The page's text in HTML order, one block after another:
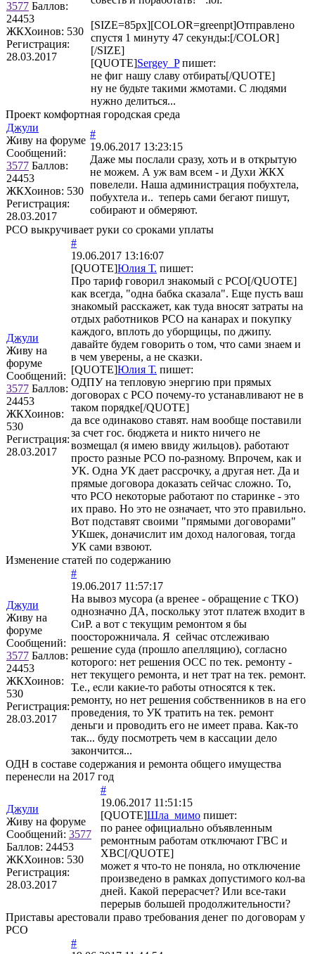
3577 Баллов:
24453
ЖКХоинов: 530
Регистрация:
28.03.2017
[SIZE=85px][COLOR=greenpt]Отправлено
спустя 1 минуту 47 секунды:[/COLOR]
[/SIZE]
[QUOTE]Sergey_Pпишет:
не фиг нашу славу отбирать[/QUOTE]
ну не будьте такими жмотами. С людями
нужно делиться...
Проект комфортная городская среда
Джули
Живу на форуме
Сообщений:
3577 Баллов:
24453
ЖКХоинов: 530
Регистрация:
28.03.2017
#
19.06.2017 13:23:15
Даже мы послали сразу, хоть и в открытую
не можем. А уж вам всем - и Духи ЖКХ
повелели. Наша администрация побухтела,
побухтела и.. теперь сами бегают пишут,
собирают и обмеряют.
РСО выкручивает руки со сроками уплаты
Джули
Живу на
форуме
Сообщений:
3577 Баллов:
24453
ЖКХоинов:
530
Регистрация:
28.03.2017
#
19.06.2017 13:16:07
[QUOTE]Юлия Т. пишет:
Про тариф говорил знакомый с РСО[/QUOTE]
как всегда, "одна бабка сказала". Еще пусть ваш
знакомый расскажет, как туда вносят затраты на
отдых работников РСО на канарах и покупку
каждого, вплоть до уборщицы, по джипу.
давайте будем говорить о том, что сами знаем и
в чем уверены, а не сказки.
[QUOTE]Юлия Т. пишет:
ОДПУ на тепловую энергию при прямых
договорах с РСО почему-то устанавливают не в
таком порядке[/QUOTE]
да все одинаково ставят. нам вообще поставили
за счет гос. бюджета и никто ничего не
возмещал (я имею ввиду жильцов). работают
просто разные РСО по-разному. Впрочем, как и
УК. Одна УК дает рассрочку, а другая нет. Да и
прямые договора доказать сейчас сложно. То,
что РСО некоторые работают по старинке - это
их право. Но это не означает, что это правильно.
Вот подставят своими "прямыми договорами"
УКшек, доначислит им доход налоговая, тогда
УК сами взвоют.
Изменение статей по содержанию
Джули
Живу на
форуме
Сообщений:
3577 Баллов:
24453
ЖКХоинов:
530
Регистрация:
28.03.2017
#
19.06.2017 11:57:17
На вывоз мусора (а вренее - обращение с ТКО)
однозначно ДА, поскольку этот платеж входит в
СиР. а вот с текущим ремонтом я бы
поосторожничала. Я сейчас отслеживаю
решение суда (прошло апелляцию), согласно
которого: нет решения ОСС по тек. ремонту -
нет текущего ремонта, и нет трат на тек. ремонт.
Т.е., если какие-то работы относятся к тек.
ремонту, но нет решения собственников в на его
проведения, то УК тратить на тек. ремонт
деньги и проводить его не имеет права. Как-то
так... буду посмотреть чем в кассации дело
закончится...
ОДН в составе содержания и ремонта общего имущества
перенесли на 2017 год
Джули
Живу на форуме
Сообщений: 3577
Баллов: 24453
ЖКХоинов: 530
Регистрация:
28.03.2017
#
19.06.2017 11:51:15
[QUOTE]Шла_мимо пишет:
по ранее официально объявленным
ремонтным работам отключают ГВС и
ХВС[/QUOTE]
может я что-то не поняла, но отключение
произведено в рамках допустимого кол-ва
дней. Какой перерасчет? Или все-таки
перерыв большей продолжительности?
Приставы арестовали право требования денег по договорам у
РСО
#